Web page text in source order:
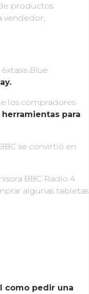
productos
vendedor,
Blue
los compradores
para
se convirtió en
BBC Radio 4
algunas tabletas
como pedir una